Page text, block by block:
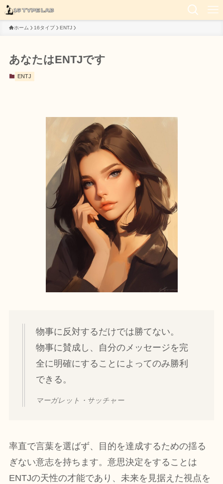
ホーム 16タイプ ENTJ
あなたはENTJです
ENTJ
物事に反対するだけでは勝てない。
物事に賛成し、自分のメッセージを完
全に明確にすることによってのみ勝利
できる。
マーガレット・サッチャー
率直で言葉を選ばず、目的を達成するための揺る
ぎない意志を持ちます。意思決定をすることは
ENTJの天性の才能であり、未来を見据えた視点を